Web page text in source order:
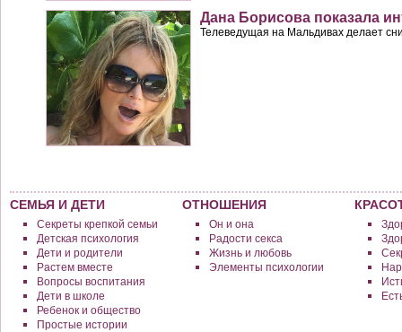
Дана Борисова показала
Телеведущая на Мальдивах делает
СЕМЬЯ И ДЕТИ
Секреты крепкой семьи
Детская психология
Дети и родители
Растем вместе
Вопросы воспитания
Дети в школе
Ребенок и общество
Простые истории
ОТНОШЕНИЯ
Он и она
Радости секса
Жизнь и любовь
Элементы психологии